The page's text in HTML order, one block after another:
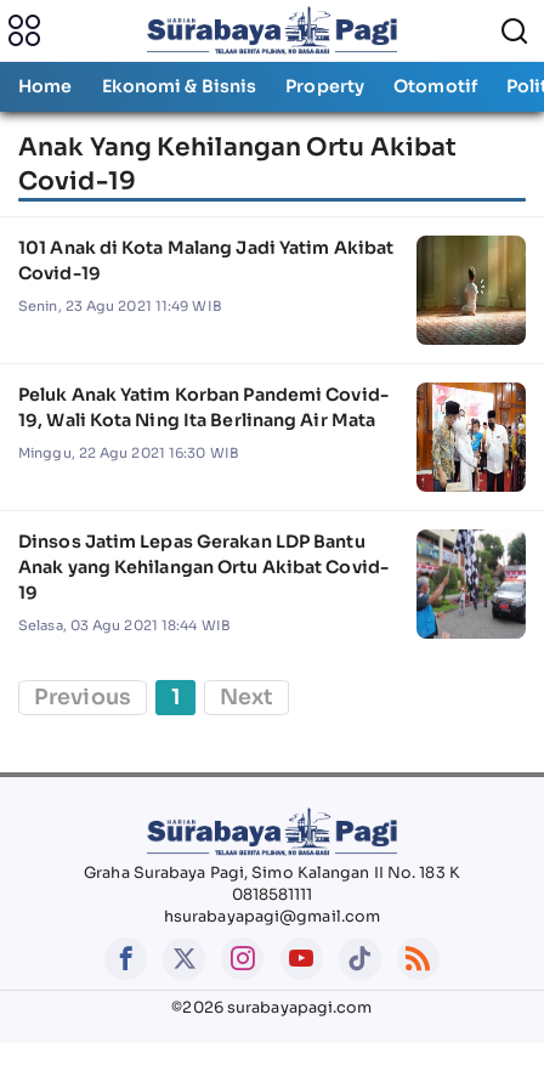
Home Ekonomi & Bisnis Property Otomotif
Anak Yang Kehilangan Ortu Akibat
Covid-19
101 Anak di Kota Malang Jadi Yatim Akibat
Covid-19
Senin, 23 Agu 2021 11:49 WIB
Peluk Anak Yatim Korban Pandemi Covid-
19, Wali Kota Ning Ita Berlinang Air Mata
Minggu, 22 Agu 2021 16:30 WIB
Dinsos Jatim Lepas Gerakan LDP Bantu
Anak yang Kehilangan Ortu Akibat Covid-
19
Selasa, 03 Agu 2021 18:44 WIB
Previous 1 Next
Graha Surabaya Pagi, Simo Kalangan II No. 183 K
0818581111
hsurabayapagi@gmail.com
©2026 surabayapagi.com